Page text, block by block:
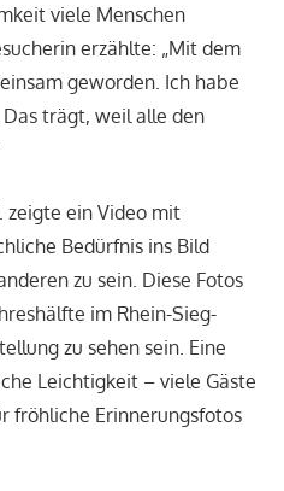
viele Menschen
erzählte: „Mit dem
geworden. Ich habe
trägt, weil alle den
zeigte ein Video mit
Bedürfnis ins Bild
zu sein. Diese Fotos
im Rhein-Sieg-
zu sehen sein. Eine
Leichtigkeit – viele Gäste
fröhliche Erinnerungsfotos